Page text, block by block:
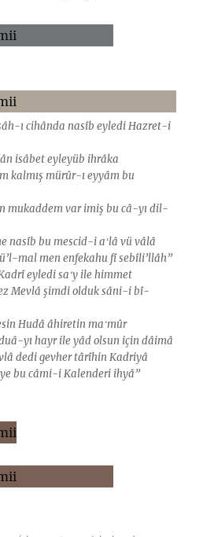
ı cihânda nasîb eyledi Hazret-i
isâbet eyleyüb ihrâka
kalmış mürûr-ı eyyâm bu
mukaddem var imiş bu câ-yı dil-
nasîb bu mescid-i aʻlâ vü vâlâ
mal men enfekahu fî sebîli’llâh”
eyledi saʻy ile himmet
Mevlâ şimdi olduk sâni-i bî-
Hudâ âhiretin maʻmûr
yı hayr ile yâd olsun için dâimâ
dedi gevher târîhin Kadriyâ
bu câmi-i Kalenderi ihyâ”